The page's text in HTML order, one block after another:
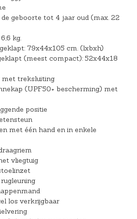
geboorte tot 4 jaar oud (max. 22
kg.
79x44x105 cm. (lxbxh)
(meest compact): 52x44x18
met treksluiting
(UPF50+ bescherming) met
positie
met één hand en in enkele
vliegtuig
los verkrijgbaar